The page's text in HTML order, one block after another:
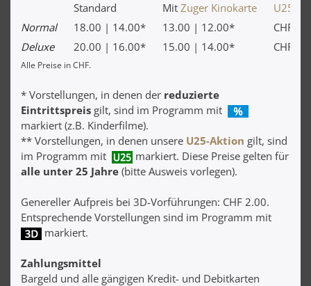
Standard
Mit Zuger Kinokarte
U25-
Normal
18.00 | 14.00* 13.00 | 12.00*
CHF
Deluxe
20.00 | 16.00* 15.00 | 14.00* CHF
Alle Preise in CHF.
* Vorstellungen, in denen der reduzierte
Eintrittspreis gilt, sind im Programm mit
markiert (z.B. Kinderfilme).
** Vorstellungen, in denen unsere U25-Aktion gilt, sind
im Programm mit
markiert. Diese Preise gelten für
alle unter 25 Jahre (bitte Ausweis vorlegen).
Genereller Aufpreis bei 3D-Vorführungen: CHF 2.00.
Entsprechende Vorstellungen sind im Programm mit
markiert.
Zahlungsmittel
Bargeld und alle gängigen Kredit- und Debitkarten